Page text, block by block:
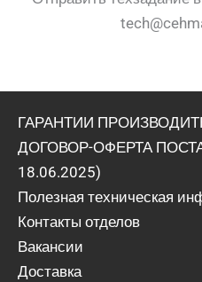
ГАРАНТИИ
ДОГОВОР-ОФЕРТА
18.06.2025)
Полезная техническая
Контакты отделов
Вакансии
Доставка